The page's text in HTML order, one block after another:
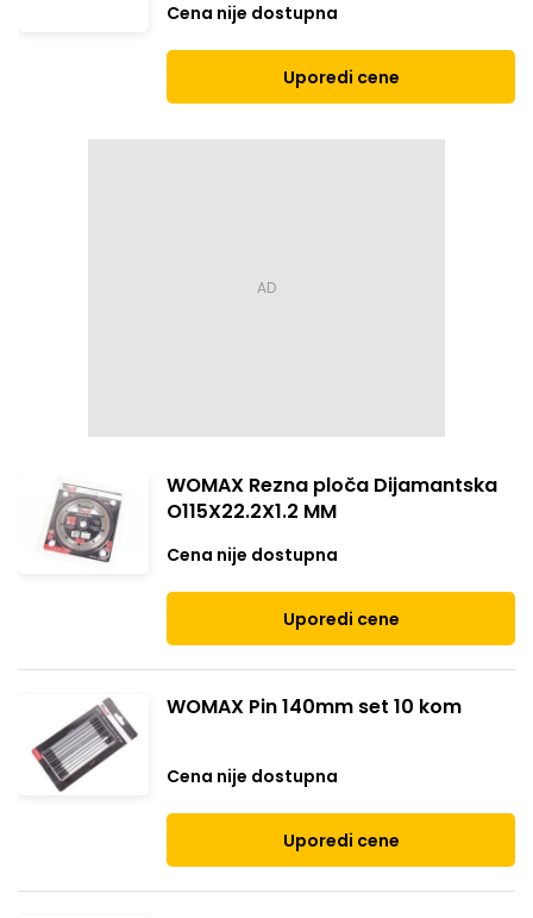
Cena nije dostupna
Uporedi cene
WOMAX Rezna ploča Dijamantska
O115X22.2X1.2 MM
Cena nije dostupna
Uporedi cene
WOMAX Pin 140mm set 10 kom
Cena nije dostupna
Uporedi cene